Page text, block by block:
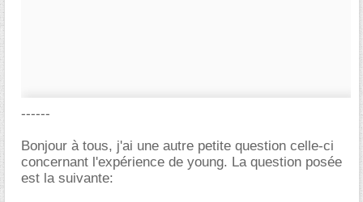
------
Bonjour à tous, j'ai une autre petite question celle-ci
concernant l'expérience de young. La question posée
est la suivante: